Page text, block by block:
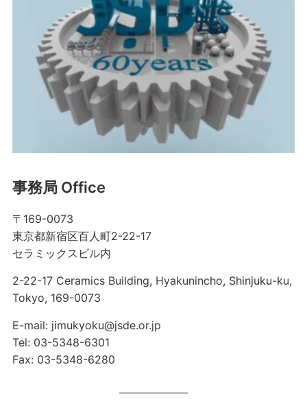
事務局 Office
〒169-0073
東京都新宿区百人町2-22-17
セラミックスビル内
2-22-17 Ceramics Building, Hyakunincho, Shinjuku-ku,
Tokyo, 169-0073
E-mail: jimukyoku@jsde.or.jp
Tel: 03-5348-6301
Fax: 03-5348-6280